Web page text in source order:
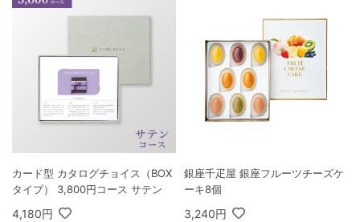
カード型 カタログチョイス（BOX
タイプ） 3,800円コース サテン
4,180円
銀座千疋屋 銀座フルーツチーズケ
ーキ8個
3,240円